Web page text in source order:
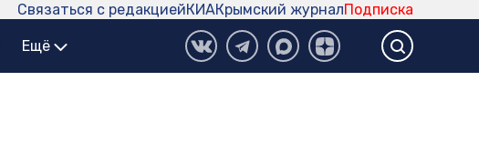
Подписка
Крымский журнал
КИА
Связаться с редакцией
Ещё